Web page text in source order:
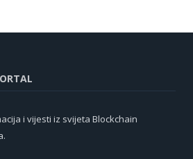
i vijesti iz svijeta Blockchain